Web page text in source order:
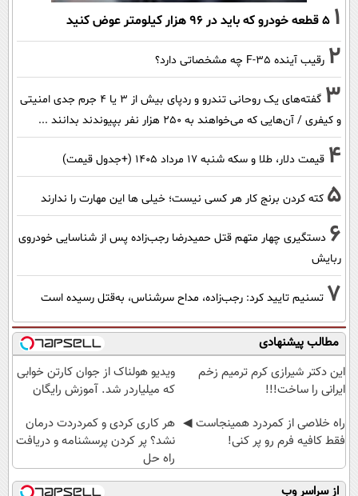
1 ۵ قطعه خودرو که باید در ۹۶ هزار کیلومتر عوض کنید
2 رقیب آینده F-35 چه مشخصاتی دارد؟
3
گفته‌های یک روحانی تندرو و ردپای بیش از ۳ یا ۴ جرم جدی امنیتی
و کیفری / آن‌هایی که می‌خواهند به ۲۵۰ هزار نفر بپیوندند بدانند ...
4 قیمت دلار، طلا و سکه شنبه ۱۷ مرداد ۱۴۰۵ (+جدول قیمت)
5 کته کردن برنج کار هر کسی نیست؛ خیلی ها این مهارت را ندارند
6 دستگیری چهار متهم قتل حمیدرضا رجب‌زاده پس از شناسایی خودروی
ربایش
7 تسنیم تایید کرد: رجب‌زاده، مداح سرشناس، به‌قتل رسیده است
مطالب پیشنهادی
این دکتر شیرازی کرم ترمیم زخم
ایرانی را ساخت!!!
ویدیو هولناک از جوان کارتن خوابی
که میلیاردر شد. آموزش رایگان
‌راه خلاصی از کمردرد همینجاست ◀
فقط کافیه فرم رو پر کنی!
هر کاری کردی و کمردردت درمان
نشد؟ پر کردن پرسشنامه و دریافت
راه حل
از سراسر وب